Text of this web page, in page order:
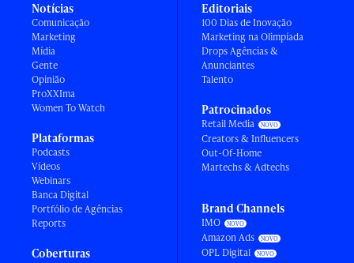
Notícias
Comunicação
Marketing
Mídia
Gente
Opinião
ProXXIma
Women To Watch
Plataformas
Podcasts
Vídeos
Webinars
Banca Digital
Portfólio de Agências
Reports
Coberturas
Editoriais
100 Dias de Inovação
Marketing na Olimpíada
Drops Agências &
Anunciantes
Talento
Patrocinados
Retail Media
Creators & Influencers
Out-Of-Home
Martechs & Adtechs
Brand Channels
IMO
Amazon Ads
OPL Digital